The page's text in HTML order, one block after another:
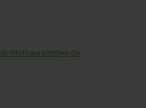
Monteurzimmer.de